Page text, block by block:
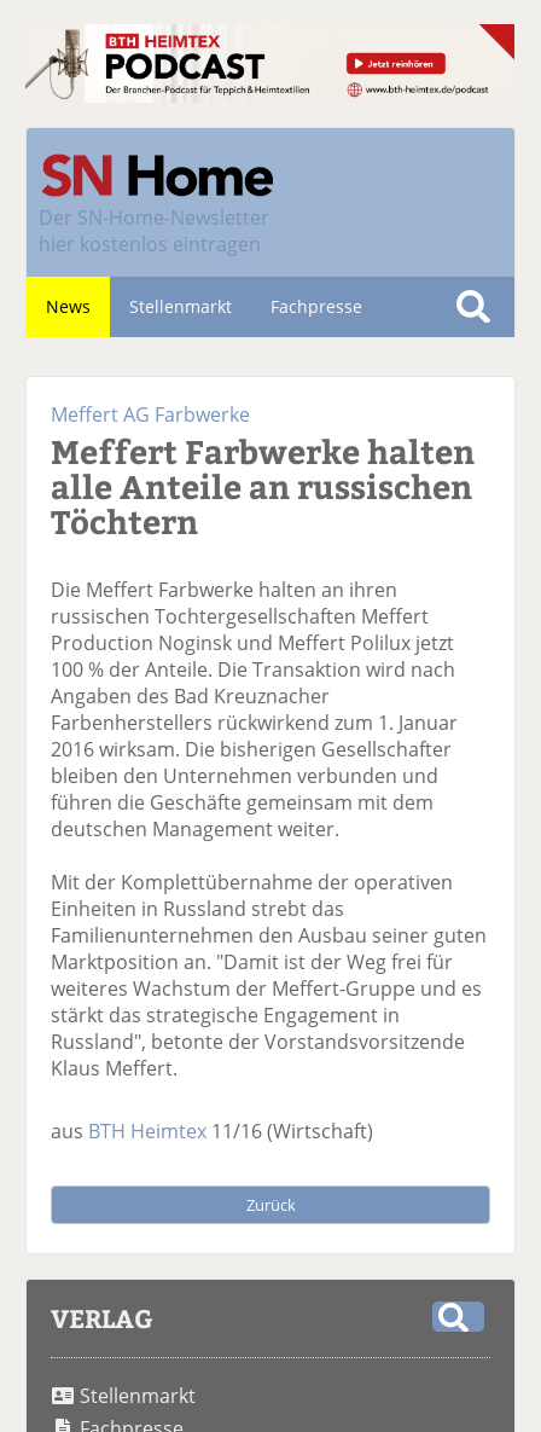
Der SN-Home-Newsletter
hier kostenlos eintragen
News Stellenmarkt Fachpresse
S
e
Meffert AG Farbwerke
Meffert Farbwerke halten
alle Anteile an russischen
Töchtern
Die Meffert Farbwerke halten an ihren
russischen Tochtergesellschaften Meffert
Production Noginsk und Meffert Polilux jetzt
100 % der Anteile. Die Transaktion wird nach
Angaben des Bad Kreuznacher
Farbenherstellers rückwirkend zum 1. Januar
2016 wirksam. Die bisherigen Gesellschafter
bleiben den Unternehmen verbunden und
führen die Geschäfte gemeinsam mit dem
deutschen Management weiter.
Mit der Komplettübernahme der operativen
Einheiten in Russland strebt das
Familienunternehmen den Ausbau seiner guten
Marktposition an. "Damit ist der Weg frei für
weiteres Wachstum der Meffert-Gruppe und es
stärkt das strategische Engagement in
Russland", betonte der Vorstandsvorsitzende
Klaus Meffert.
aus BTH Heimtex 11/16(Wirtschaft)
Zurück
VERLAG
Stellenmarkt